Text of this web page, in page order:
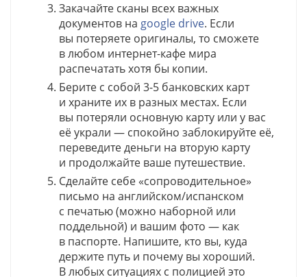
Закачайте сканы всех важных
документов на google drive. Если
вы потеряете оригиналы, то сможете
в любом интернет-кафе мира
распечатать хотя бы копии.
Берите с собой 3-5 банковских карт
и храните их в разных местах. Если
вы потеряли основную карту или у вас
её украли — спокойно заблокируйте её,
переведите деньги на вторую карту
и продолжайте ваше путешествие.
Сделайте себе «сопроводительное»
письмо на английском/испанском
с печатью (можно наборной или
поддельной) и вашим фото — как
в паспорте. Напишите, кто вы, куда
держите путь и почему вы хороший.
В любых ситуациях с полицией это